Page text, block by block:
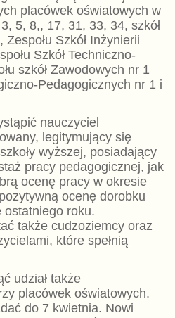
placówek oświatowych w
5, 8,, 17, 31, 33, 34, szkół
Szkół Inżynierii
Szkół Techniczno-
szkół Zawodowych nr 1
Pedagogicznych nr 1 i
nauczyciel
legitymujący się
wyższej, posiadający
pracy pedagogicznej, jak
ocenę pracy w okresie
ocenę dorobku
ostatniego roku.
także cudzoziemcy oraz
które spełnią
udział także
placówek oświatowych.
do 7 kwietnia. Nowi